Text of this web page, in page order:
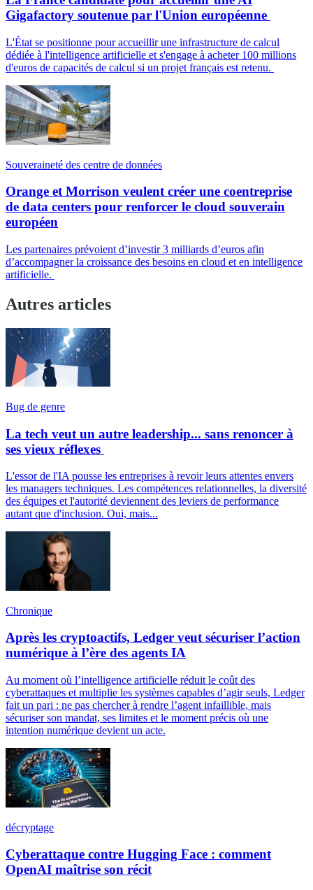
Gigafactory soutenue par l'Union européenne
L'État se positionne pour accueillir une infrastructure de calcul
dédiée à l'intelligence artificielle et s'engage à acheter 100 millions
d'euros de capacités de calcul si un projet français est retenu.
Souveraineté des centre de données
Orange et Morrison veulent créer une coentreprise
de data centers pour renforcer le cloud souverain
européen
Les partenaires prévoient d’investir 3 milliards d’euros afin
d’accompagner la croissance des besoins en cloud et en intelligence
artificielle.
Autres articles
Bug de genre
La tech veut un autre leadership... sans renoncer à
ses vieux réflexes
L'essor de l'IA pousse les entreprises à revoir leurs attentes envers
les managers techniques. Les compétences relationnelles, la diversité
des équipes et l'autorité deviennent des leviers de performance
autant que d'inclusion. Oui, mais...
Chronique
Après les cryptoactifs, Ledger veut sécuriser l’action
numérique à l’ère des agents IA
Au moment où l’intelligence artificielle réduit le coût des
cyberattaques et multiplie les systèmes capables d’agir seuls, Ledger
fait un pari : ne pas chercher à rendre l’agent infaillible, mais
sécuriser son mandat, ses limites et le moment précis où une
intention numérique devient un acte.
décryptage
Cyberattaque contre Hugging Face : comment
OpenAI maîtrise son récit